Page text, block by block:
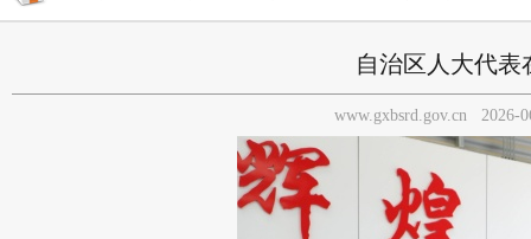
自治区人大代
www.gxbsrd.gov.cn 2026-